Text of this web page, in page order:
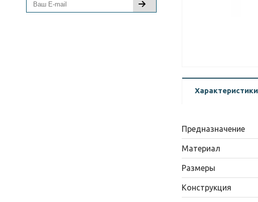
Характеристики
Предназначение
Материал
Размеры
Конструкция